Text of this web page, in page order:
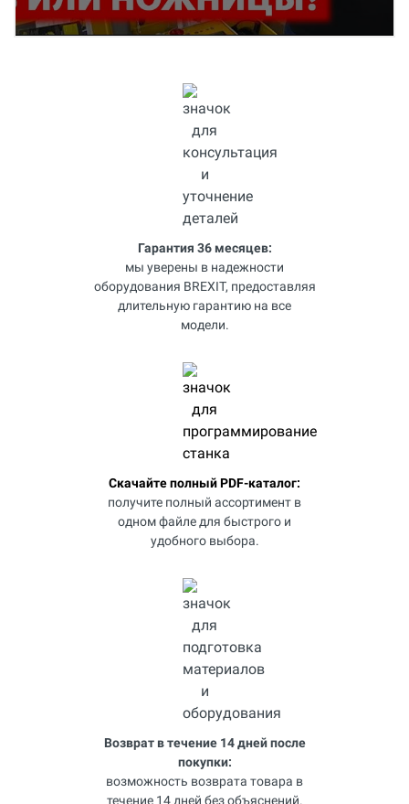
Гарантия 36 месяцев:
мы уверены в надежности
оборудования BREXIT, предоставляя
длительную гарантию на все
модели.
Скачайте полный PDF-каталог:
получите полный ассортимент в
одном файле для быстрого и
удобного выбора.
Возврат в течение 14 дней после
покупки:
возможность возврата товара в
течение 14 дней без объяснений.